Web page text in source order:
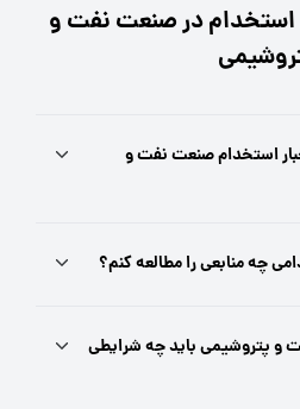
در صنعت نفت و
استخدام صنعت نفت و
چه منابعی را مطالعه کنم؟
و پتروشیمی باید چه شرایطی